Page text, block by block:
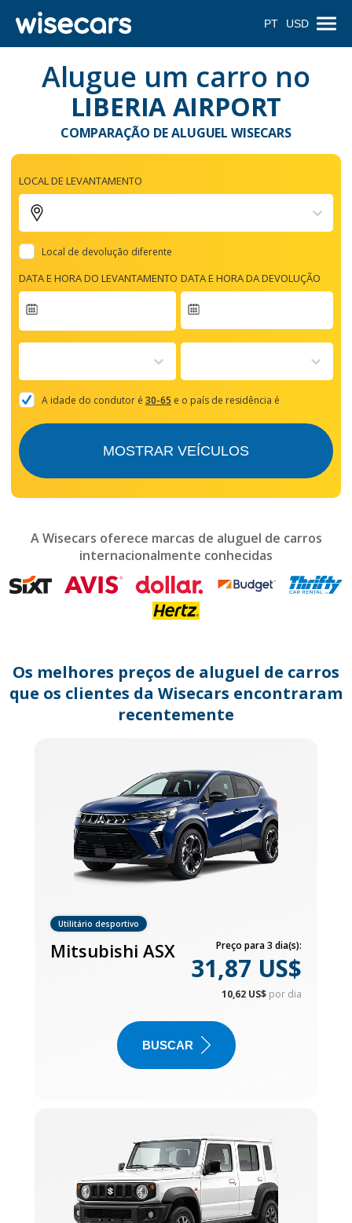
PT USD
Alugue um carro no
LIBERIA AIRPORT
COMPARAÇÃO DE ALUGUEL WISECARS
LOCAL DE LEVANTAMENTO
Local de devolução diferente
DATA E HORA DO LEVANTAMENTO
forward
with
the
and
mark
get
the
dates.
DATA E HORA DA DEVOLUÇÃO
A idade do condutor é 30-65 e o país de residência é
MOSTRAR VEÍCULOS
A Wisecars oferece marcas de aluguel de carros
internacionalmente conhecidas
Os melhores preços de aluguel de carros
que os clientes da Wisecars encontraram
recentemente
Utilitário desportivo
Mitsubishi ASX Preço para 3 dia(s):
31,87 US$
10,62 US$ por dia
BUSCAR